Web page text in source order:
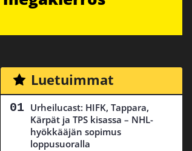
Luetuimmat
Urheilucast: HIFK, Tappara,
Kärpät ja TPS kisassa – NHL-
hyökkääjän sopimus
loppusuoralla